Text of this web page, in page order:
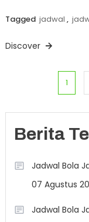
Tagged jadwal ,
Discover
Paginasi
pos
1
Berita
Jadwal Bola
07 Agustus
Jadwal Bola